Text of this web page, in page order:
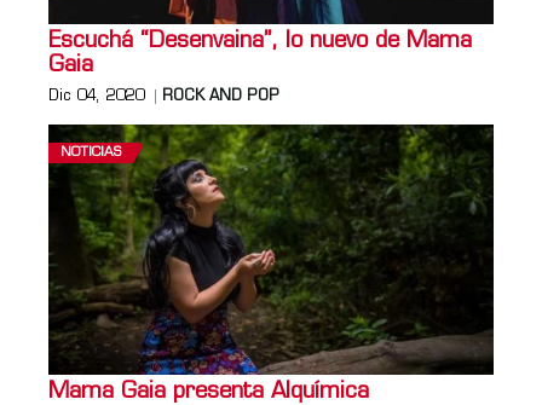
Escuchá “Desenvaina”, lo nuevo de Mama
Gaia
Dic 04, 2020 ROCK AND POP
NOTICIAS
Mama Gaia presenta Alquímica